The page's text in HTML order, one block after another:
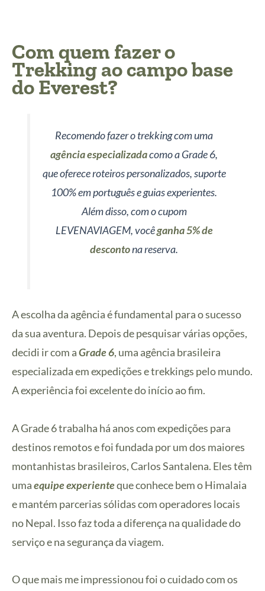
Com quem fazer o
Trekking ao campo base
do Everest?
Recomendo fazer o trekking com uma
agência especializadacomo a Grade 6,
que oferece roteiros personalizados, suporte
100% em português e guias experientes.
Além disso, com o cupom
LEVENAVIAGEM, vocêganha 5% de
descontona reserva.
A escolha da agência é fundamental para o sucesso
da sua aventura. Depois de pesquisar várias opções,
decidi ir com aGrade 6, uma agência brasileira
especializada em expedições e trekkings pelo mundo.
A experiência foi excelente do início ao fim.
A Grade 6 trabalha há anos com expedições para
destinos remotos e foi fundada por um dos maiores
montanhistas brasileiros, Carlos Santalena. Eles têm
umaequipe experienteque conhece bem o Himalaia
e mantém parcerias sólidas com operadores locais
no Nepal. Isso faz toda a diferença na qualidade do
serviço e na segurança da viagem.
O que mais me impressionou foi o cuidado com os